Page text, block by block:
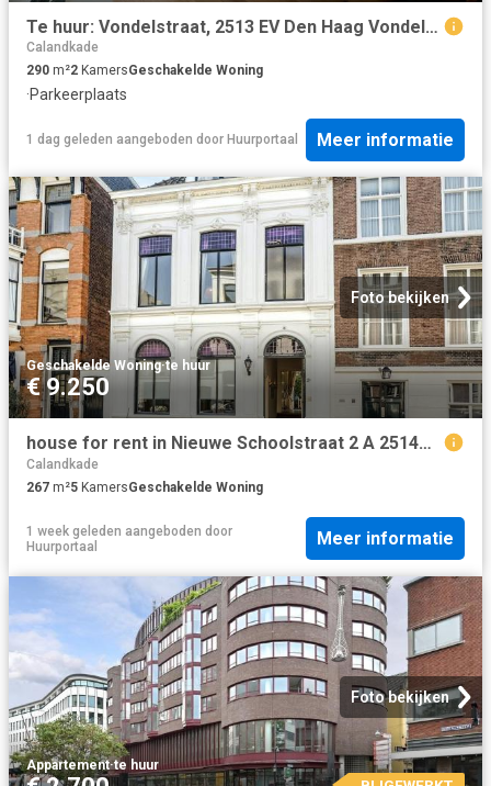
Te huur: Vondelstraat, 2513 EV Den Haag Vondelstraat, 2513 EV Den Haag | The Real Estate Company
Calandkade
290 m²2 KamersGeschakelde Woning
·Parkeerplaats
1 dag geleden aangeboden door Huurportaal Meer informatie
Foto bekijken
Geschakelde Woning·te huur
€ 9.250
house for rent in Nieuwe Schoolstraat 2 A 2514HX Den Haag Voorhout Den Haag
Calandkade
267 m²5 KamersGeschakelde Woning
1 week geleden aangeboden door
Huurportaal
Meer informatie
Foto bekijken
Appartement·te huur